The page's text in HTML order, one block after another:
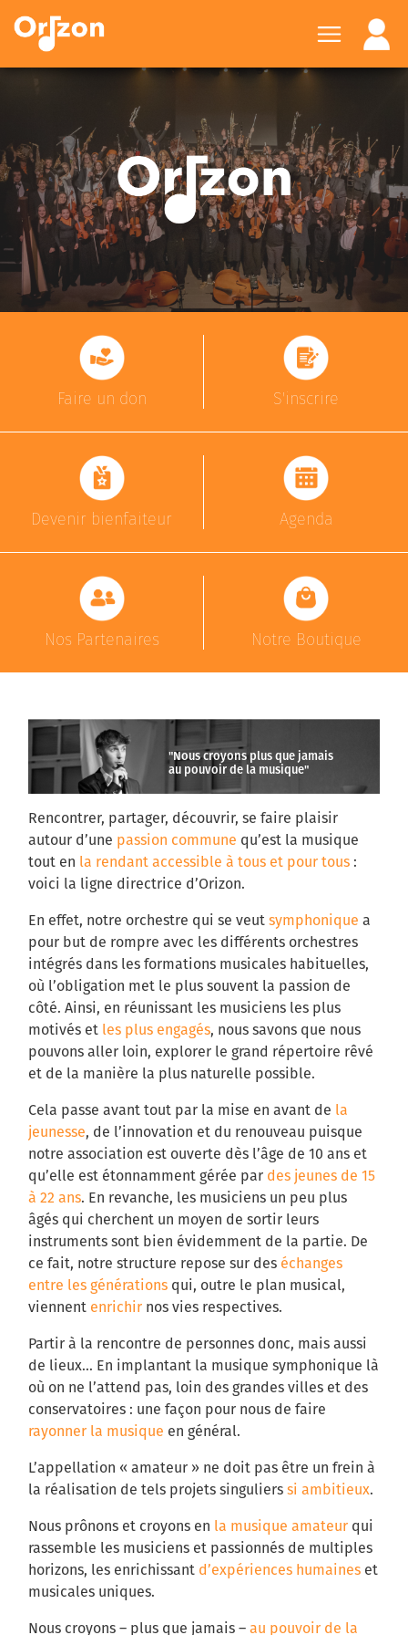
Faire un don S'inscrire
Devenir bienfaiteur Agenda
Nos Partenaires Notre Boutique
"Nous croyons plus que jamais
au pouvoir de la musique"
Rencontrer, partager, découvrir, se faire plaisir
autour d’une passion commune qu’est la musique
tout en la rendant accessible à tous et pour tous :
voici la ligne directrice d’Orizon.
En effet, notre orchestre qui se veutsymphonique a
pour but de rompre avec les différents orchestres
intégrés dans les formations musicales habituelles,
où l’obligation met le plus souvent la passion de
côté. Ainsi, en réunissant les musiciens les plus
motivés et les plus engagés, nous savons que nous
pouvons aller loin, explorer le grand répertoire rêvé
et de la manière la plus naturelle possible.
Cela passe avant tout par la mise en avant de la
jeunesse, de l’innovation et du renouveau puisque
notre association est ouverte dès l’âge de 10 ans et
qu’elle est étonnamment gérée par des jeunes de 15
à 22 ans. En revanche, les musiciens un peu plus
âgés qui cherchent un moyen de sortir leurs
instruments sont bien évidemment de la partie. De
ce fait, notre structure repose sur des échanges
entre les générations qui, outre le plan musical,
viennent enrichir nos vies respectives.
Partir à la rencontre de personnes donc, mais aussi
de lieux... En implantant la musique symphonique là
où on ne l’attend pas, loin des grandes villes et des
conservatoires : une façon pour nous de faire
rayonner la musique en général.
L’appellation « amateur » ne doit pas être un frein à
la réalisation de tels projets singulierssi ambitieux.
Nous prônons et croyons en la musique amateur qui
rassemble les musiciens et passionnés de multiples
horizons, les enrichissant d’expériences humaines et
musicales uniques.
Nous croyons – plus que jamais –au pouvoir de la